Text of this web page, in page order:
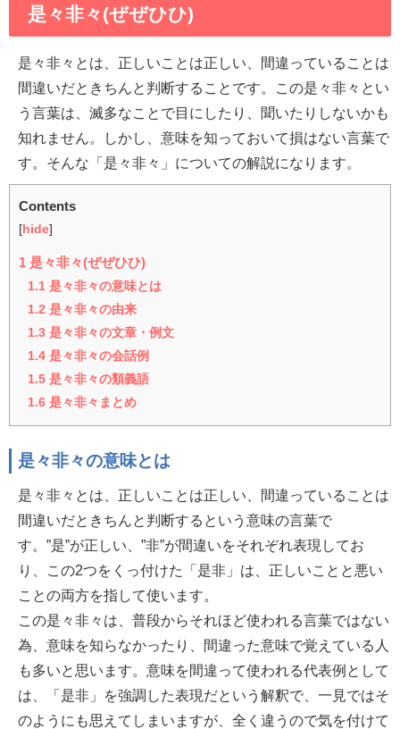
是々非々(ぜぜひひ)
是々非々とは、正しいことは正しい、間違っていることは
間違いだときちんと判断することです。この是々非々とい
う言葉は、滅多なことで目にしたり、聞いたりしないかも
知れません。しかし、意味を知っておいて損はない言葉で
す。そんな「是々非々」についての解説になります。
Contents
[ hide]
1 是々非々(ぜぜひひ)
1.1 是々非々の意味とは
1.2 是々非々の由来
1.3 是々非々の文章・例文
1.4 是々非々の会話例
1.5 是々非々の類義語
1.6 是々非々まとめ
是々非々の意味とは
是々非々とは、正しいことは正しい、間違っていることは
間違いだときちんと判断するという意味の言葉で
す。”是”が正しい、”非”が間違いをそれぞれ表現してお
り、この2つをくっ付けた「是非」は、正しいことと悪い
ことの両方を指して使います。
この是々非々は、普段からそれほど使われる言葉ではない
為、意味を知らなかったり、間違った意味で覚えている人
も多いと思います。意味を間違って使われる代表例として
は、「是非」を強調した表現だという解釈で、一見ではそ
のようにも思えてしまいますが、全く違うので気を付けて